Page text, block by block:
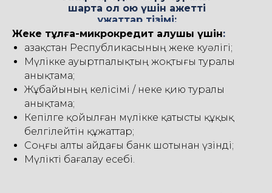
шартқа қол қою үшін қажетті
құжаттар тізімі:
Жеке тұлға-микрокредит алушы үшін:
Қазақстан Республикасының жеке куәлігі;
Мүлікке ауыртпалықтың жоқтығы туралы
анықтама;
Жұбайының келісімі / неке қию туралы
анықтама;
Кепілге қойылған мүлікке қатысты құқық
белгілейтін құжаттар;
Соңғы алты айдағы банк шотынан үзінді;
Мүлікті бағалау есебі.